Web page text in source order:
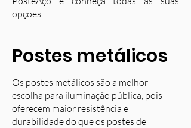
opções.
Postes metálicos
Os postes metálicos são a melhor
escolha para iluminação pública, pois
oferecem maior resistência e
durabilidade do que os postes de